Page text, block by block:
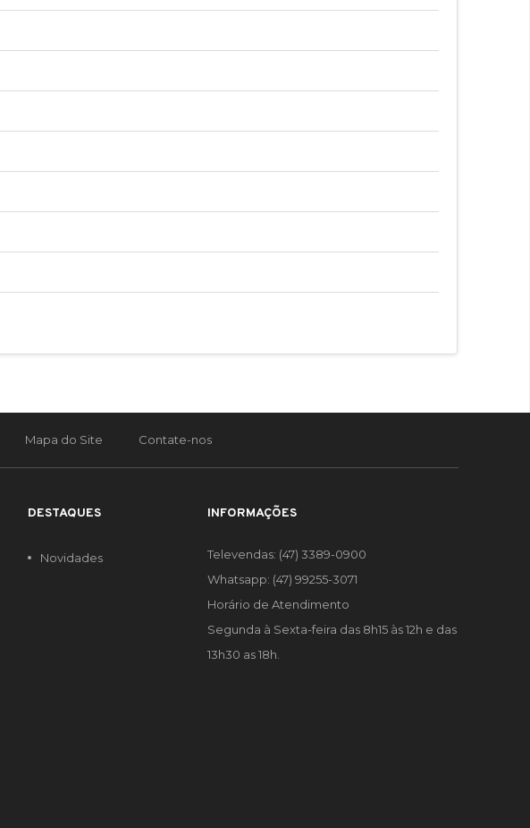
Mapa do Site Contate-nos
INFORMAÇÕES
Televendas: (47) 3389-0900
Whatsapp: (47) 99255-3071
Horário de Atendimento
Segunda à Sexta-feira das 8h15 às 12h e das
13h30 as 18h.
DESTAQUES
Novidades